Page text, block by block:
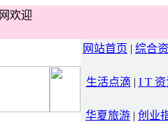
欢迎
网站首页 | 综合
生活点滴 | I T 资
华夏旅游 | 创业